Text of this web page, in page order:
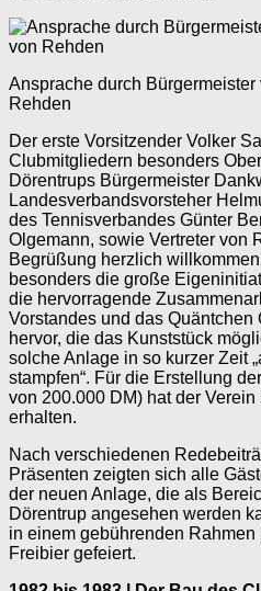
Ansprache durch Bürgermeister
Rehden
Der erste Vorsitzender Volker
Clubmitgliedern besonders
Dörentrups Bürgermeister
Landesverbandsvorsteher
des Tennisverbandes Günter
Olgemann, sowie Vertreter von
Begrüßung herzlich
besonders die große
die hervorragende
Vorstandes und das
hervor, die das Kunststück
solche Anlage in so kurzer Zeit
stampfen“. Für die Erstellung
von 200.000 DM) hat der
erhalten.
Nach verschiedenen
Präsenten zeigten sich alle
der neuen Anlage, die als
Dörentrup angesehen werden
in einem gebührenden
Freibier gefeiert.